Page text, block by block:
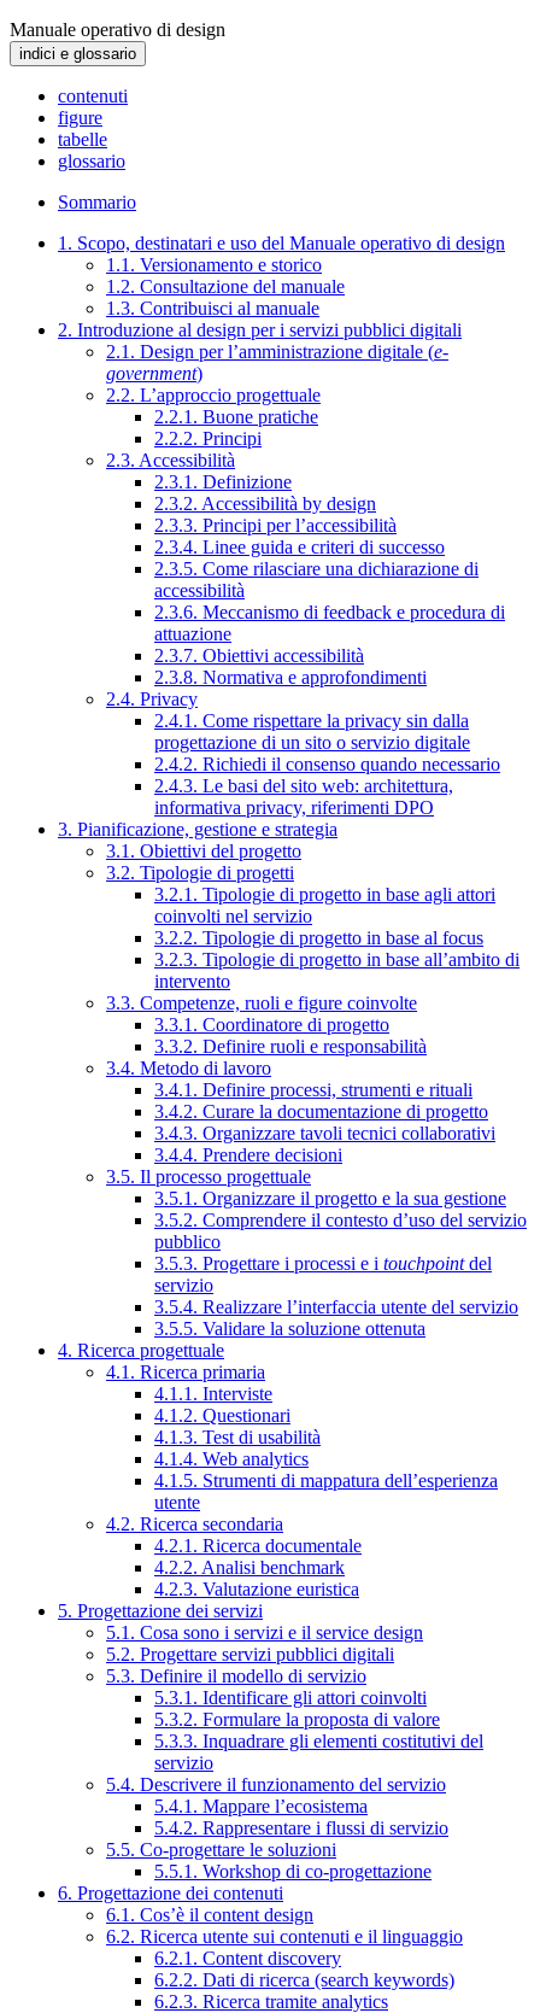
Manuale operativo di design
indici e glossario
contenuti
figure
tabelle
glossario
Sommario
1. Scopo, destinatari e uso del Manuale operativo di design
1.1. Versionamento e storico
1.2. Consultazione del manuale
1.3. Contribuisci al manuale
2. Introduzione al design per i servizi pubblici digitali
2.1. Design per l’amministrazione digitale (e-
government)
2.2. L’approccio progettuale
2.2.1. Buone pratiche
2.2.2. Principi
2.3. Accessibilità
2.3.1. Definizione
2.3.2. Accessibilità by design
2.3.3. Principi per l’accessibilità
2.3.4. Linee guida e criteri di successo
2.3.5. Come rilasciare una dichiarazione di
accessibilità
2.3.6. Meccanismo di feedback e procedura di
attuazione
2.3.7. Obiettivi accessibilità
2.3.8. Normativa e approfondimenti
2.4. Privacy
2.4.1. Come rispettare la privacy sin dalla
progettazione di un sito o servizio digitale
2.4.2. Richiedi il consenso quando necessario
2.4.3. Le basi del sito web: architettura,
informativa privacy, riferimenti DPO
3. Pianificazione, gestione e strategia
3.1. Obiettivi del progetto
3.2. Tipologie di progetti
3.2.1. Tipologie di progetto in base agli attori
coinvolti nel servizio
3.2.2. Tipologie di progetto in base al focus
3.2.3. Tipologie di progetto in base all’ambito di
intervento
3.3. Competenze, ruoli e figure coinvolte
3.3.1. Coordinatore di progetto
3.3.2. Definire ruoli e responsabilità
3.4. Metodo di lavoro
3.4.1. Definire processi, strumenti e rituali
3.4.2. Curare la documentazione di progetto
3.4.3. Organizzare tavoli tecnici collaborativi
3.4.4. Prendere decisioni
3.5. Il processo progettuale
3.5.1. Organizzare il progetto e la sua gestione
3.5.2. Comprendere il contesto d’uso del servizio
pubblico
3.5.3. Progettare i processi e i touchpointdel
servizio
3.5.4. Realizzare l’interfaccia utente del servizio
3.5.5. Validare la soluzione ottenuta
4. Ricerca progettuale
4.1. Ricerca primaria
4.1.1. Interviste
4.1.2. Questionari
4.1.3. Test di usabilità
4.1.4. Web analytics
4.1.5. Strumenti di mappatura dell’esperienza
utente
4.2. Ricerca secondaria
4.2.1. Ricerca documentale
4.2.2. Analisi benchmark
4.2.3. Valutazione euristica
5. Progettazione dei servizi
5.1. Cosa sono i servizi e il service design
5.2. Progettare servizi pubblici digitali
5.3. Definire il modello di servizio
5.3.1. Identificare gli attori coinvolti
5.3.2. Formulare la proposta di valore
5.3.3. Inquadrare gli elementi costitutivi del
servizio
5.4. Descrivere il funzionamento del servizio
5.4.1. Mappare l’ecosistema
5.4.2. Rappresentare i flussi di servizio
5.5. Co-progettare le soluzioni
5.5.1. Workshop di co-progettazione
6. Progettazione dei contenuti
6.1. Cos’è il content design
6.2. Ricerca utente sui contenuti e il linguaggio
6.2.1. Content discovery
6.2.2. Dati di ricerca (search keywords)
6.2.3. Ricerca tramite analytics